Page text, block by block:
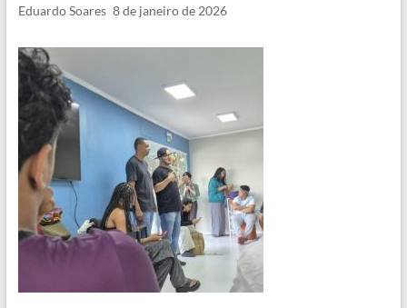
Eduardo Soares 8 de janeiro de 2026